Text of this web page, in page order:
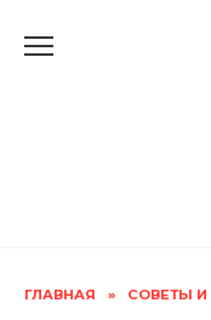
ГЛАВНАЯ » СОВЕТЫ И